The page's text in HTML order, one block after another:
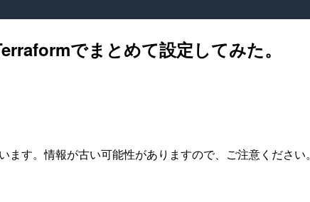
でまとめて設定してみた。
す。情報が古い可能性がありますので、ご注意ください。